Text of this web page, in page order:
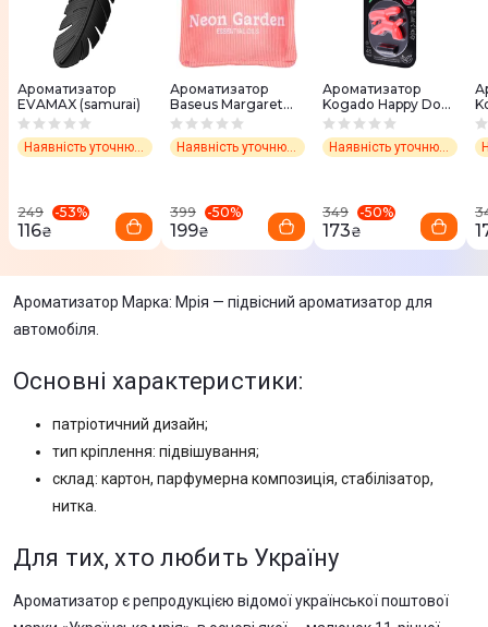
Ароматизатор
EVAMAX (samurai)
Наявність уточнює менеджер
249 -53%
116₴
Ароматизатор
Baseus Margaret
Car Air Freshener
(Neon Garden)
(pink)
Наявність уточнює менеджер
399 -50%
199₴
Ароматизатор
Kogado Happy Dog
(lucky fairy)
Наявність уточнює менеджер
349 -50%
173₴
Ароматизатор Марка: Мрія — підвісний ароматизатор для
автомобіля.
Основні характеристики:
патріотичний дизайн;
тип кріплення: підвішування;
склад: картон, парфумерна композиція, стабілізатор,
нитка.
Для тих, хто любить Україну
Ароматизатор є репродукцією відомої української поштової